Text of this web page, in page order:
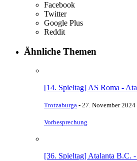
Facebook
Twitter
Google Plus
Reddit
Ähnliche Themen
[14. Spieltag] AS Roma -
Trotzaburga - 27. November 2024
Vorbesprechung
[36. Spieltag] Atalanta B.C.